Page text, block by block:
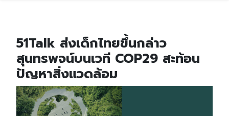
51Talk ส่งเด็กไทยขึ้นกล่าว
สุนทรพจน์บนเวที COP29 สะท้อน
ปัญหาสิ่งแวดล้อม